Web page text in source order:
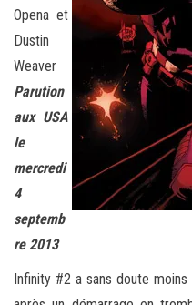
Opena et
Dustin
Weaver
Parution
aux USA
le
mercredi
4
septemb
re 2013
Infinity #2 a sans doute